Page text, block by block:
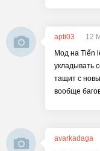
apti03
12
Мод на Tiến
укладывать
тащит с
вообще
avarkadaga